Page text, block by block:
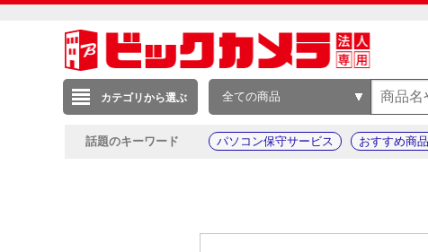
カテゴリから選ぶ 全ての商品
話題のキーワード パソコン保守サービス おすすめ商品